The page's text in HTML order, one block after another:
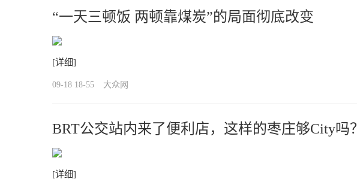
“一天三顿饭 两顿靠煤炭”的局面彻底改变
[详细]
09-18 18-55 大众网
BRT公交站内来了便利店，这样的枣庄够City吗？
[详细]